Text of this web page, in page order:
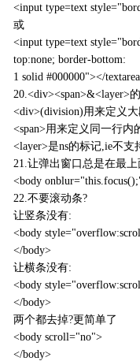
<input type=text
或
<input type=text
top:none; border-bottom:
1 solid #000000"></
20.<div><span>&<layer>
<div>(division)用来定义
<span>用来定义同一行
<layer>是ns的标记,ie不支
21.让弹出窗口总是在最上
<body
22.不要滚动条?
让竖条没有:
<body
</body>
让横条没有:
<body
</body>
两个都去掉?更简单了
<body scroll="no">
</body>